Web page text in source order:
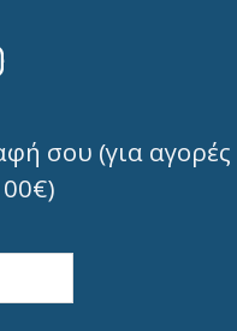
σου (για αγορές